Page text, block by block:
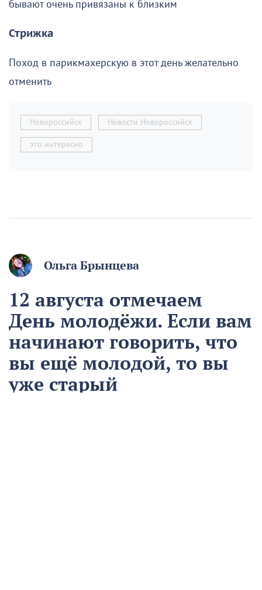
бывают очень привязаны к близким
Стрижка
Поход в парикмахерскую в этот день желательно
отменить
Новороссийск Новости Новороссийск
это интересно
Ольга Брынцева
12 августа отмечаем
День молодёжи. Если вам
начинают говорить, что
вы ещё молодой, то вы
уже старый